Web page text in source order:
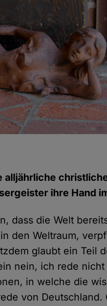
ihre Hand
dass die Welt
den Weltraum,
glaubt ein Teil
nein, ich rede nicht
in welche die
von Deutschland.